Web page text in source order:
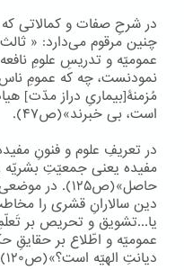
در شرحِ صفات و کمالاتی
چنین مرقوم می‌دارد: «
عمومیّه و تدریسِ علومِ
نمودنست، چه که عمومِ ناس
مُزمنۀ[بیماریِ دراز مدّت]
است، بی خبرند»(ص۴۷).
در تعریفِ علوم و فنونِ
مفیده یعنی جمعیّتِ بشریّه
حاصل»(ص۱۲۵).
دین سالارانِ قشری را
یا...تشویق و تحریص بر
عمومیّه و اطّلاع بر حقایقِ
دیانتِ الهیّه است؟»(ص۱۲۰).